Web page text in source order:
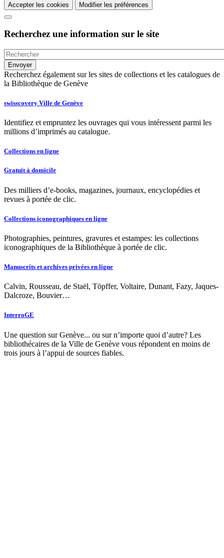
Accepter les cookies Modifier les préférences
Recherchez une information sur le site
Recherchez également sur les sites de collections et les catalogues de
la Bibliothèque de Genève
swisscovery Ville de Genève
Identifiez et empruntez les ouvrages qui vous intéressent parmi les
millions d’imprimés au catalogue.
Collections en ligne
Gratuit à domicile
Des milliers d’e-books, magazines, journaux, encyclopédies et
revues à portée de clic.
Collections iconographiques en ligne
Photographies, peintures, gravures et estampes: les collections
iconographiques de la Bibliothèque à portée de clic.
Manuscrits et archives privées en ligne
Calvin, Rousseau, de Staël, Töpffer, Voltaire, Dunant, Fazy, Jaques-
Dalcroze, Bouvier…
InterroGE
Une question sur Genève... ou sur n’importe quoi d’autre? Les
bibliothécaires de la Ville de Genève vous répondent en moins de
trois jours à l’appui de sources fiables.